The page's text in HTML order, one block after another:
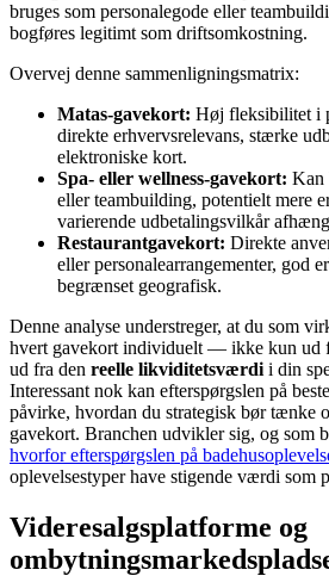
bruges som personalegode eller
bogføres legitimt som driftsomkostning.
Overvej denne sammenligningsmatrix:
Matas-gavekort: Høj fleksibilitet i
direkte erhvervsrelevans, stærke
elektroniske kort.
Spa- eller wellness-gavekort: Kan
eller teambuilding, potentielt mere
varierende udbetalingsvilkår
Restaurantgavekort: Direkte
eller personalearrangementer, god
begrænset geografisk.
Denne analyse understreger, at du som
hvert gavekort individuelt — ikke kun ud
ud fra den reelle likviditetsværdi i din
Interessant nok kan efterspørgslen på
påvirke, hvordan du strategisk bør tænke
gavekort. Branchen udvikler sig, og som
hvorfor efterspørgslen på
oplevelsestyper have stigende værdi som
Videresalgsplatforme og